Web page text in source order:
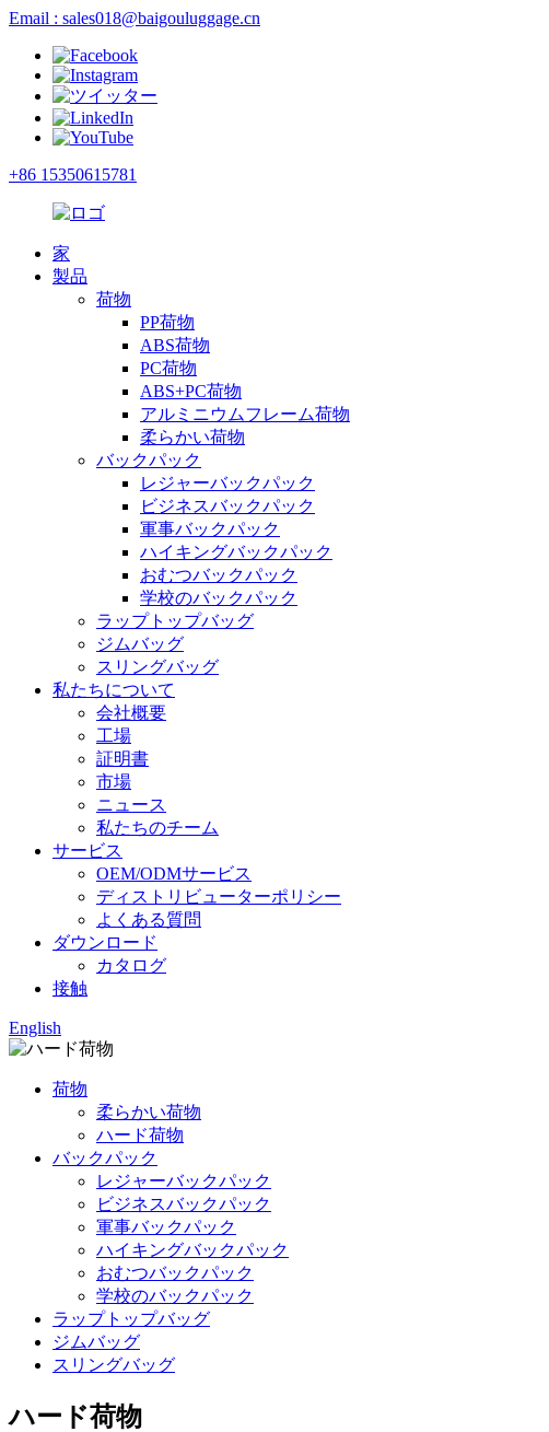
Email : sales018@baigouluggage.cn
+86 15350615781
家
製品
荷物
PP荷物
ABS荷物
PC荷物
ABS+PC荷物
アルミニウムフレーム荷物
柔らかい荷物
バックパック
レジャーバックパック
ビジネスバックパック
軍事バックパック
ハイキングバックパック
おむつバックパック
学校のバックパック
ラップトップバッグ
ジムバッグ
スリングバッグ
私たちについて
会社概要
工場
証明書
市場
ニュース
私たちのチーム
サービス
OEM/ODMサービス
ディストリビューターポリシー
よくある質問
ダウンロード
カタログ
接触
English
荷物
柔らかい荷物
ハード荷物
バックパック
レジャーバックパック
ビジネスバックパック
軍事バックパック
ハイキングバックパック
おむつバックパック
学校のバックパック
ラップトップバッグ
ジムバッグ
スリングバッグ
ハード荷物